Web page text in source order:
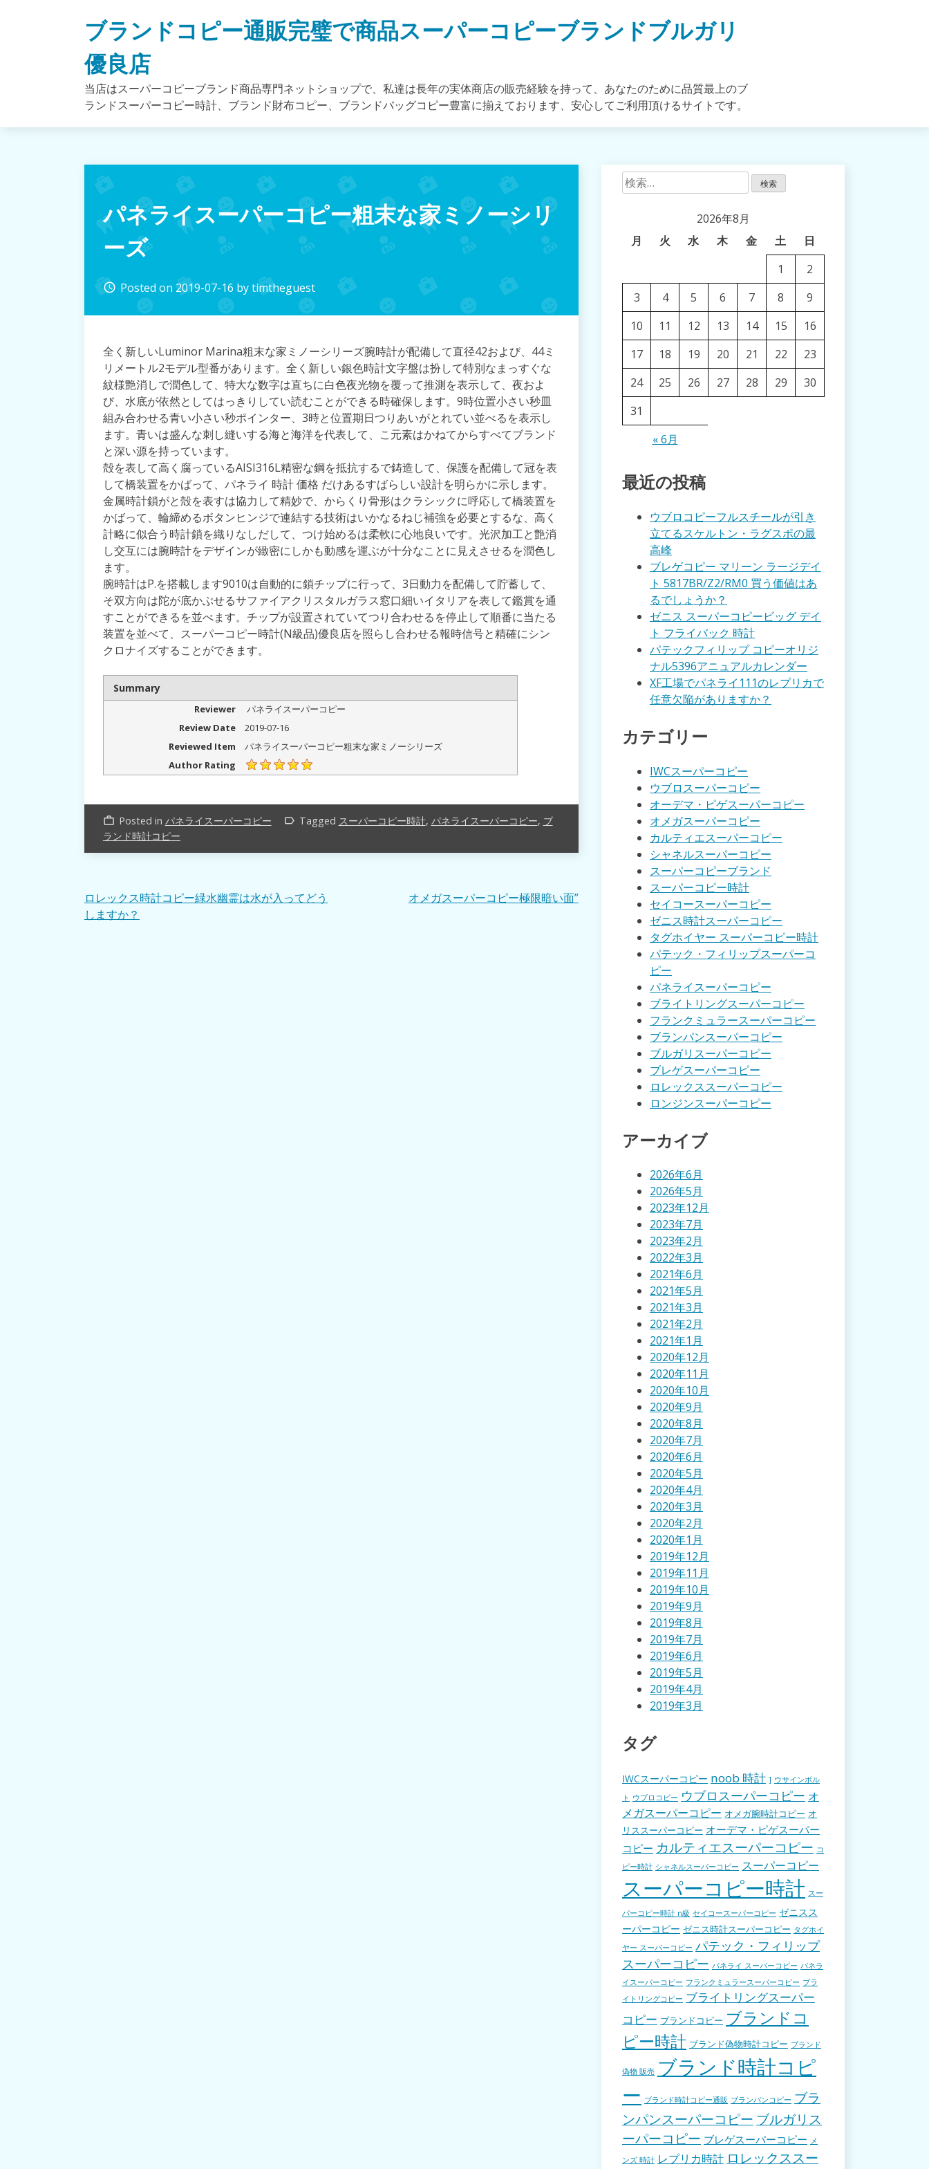
ブランドコピー通販完璧で商品スーパーコピーブランドブルガリ
優良店
当店はスーパーコピーブランド商品専門ネットショップで、私達は長年の実体商店の販売経験を持って、あなたのために品質最上のブ
ランドスーパーコピー時計、ブランド財布コピー、ブランドバッグコピー豊富に揃えております、安心してご利用頂けるサイトです。
パネライスーパーコピー粗末な家ミノーシリ
ーズ
access_time Posted on2019-07-16 bytimtheguest
全く新しいLuminor Marina粗末な家ミノーシリーズ腕時計が配備して直径42および、44ミ
リメートル2モデル型番があります。全く新しい銀色時計文字盤は扮して特別なまっすぐな
紋様艶消しで潤色して、特大な数字は直ちに白色夜光物を覆って推測を表示して、夜およ
び、水底が依然としてはっきりしてい読むことができる時確保します。9時位置小さい秒皿
組み合わせる青い小さい秒ポインター、3時と位置期日つりあいがとれてい並べるを表示し
ます。青いは盛んな刺し縫いする海と海洋を代表して、こ元素はかねてからすべてブランド
と深い源を持っています。
殻を表して高く腐っているAISI316L精密な鋼を抵抗するで鋳造して、保護を配備して冠を表
して橋装置をかばって、パネライ 時計 価格 だけあるすばらしい設計を明らかに示します。
金属時計鎖がと殻を表すは協力して精妙で、からくり骨形はクラシックに呼応して橋装置を
かばって、輪締めるボタンヒンジで連結する技術はいかなるねじ補強を必要とするな、高く
計略に似合う時計鎖を織りなしだして、つけ始めるは柔軟に心地良いです。光沢加工と艶消
し交互には腕時計をデザインが緻密にしかも動感を運ぶが十分なことに見えさせるを潤色し
ます。
腕時計はP.を搭載します9010は自動的に鎖チップに行って、3日動力を配備して貯蓄して、
そ双方向は陀が底かぶせるサファイアクリスタルガラス窓口細いイタリアを表して鑑賞を通
すことができるを並べます。チップが設置されていてつり合わせるを停止して順番に当たる
装置を並べて、スーパーコピー時計(N級品)優良店を照らし合わせる報時信号と精確にシン
クロナイズすることができます。
Summary
Reviewer
パネライスーパーコピー
Review Date
2019-07-16
Reviewed Item
パネライスーパーコピー粗末な家ミノーシリーズ
Author Rating
work_outline Posted in パネライスーパーコピー label_outline Tagged スーパーコピー時計, パネライスーパーコピー, ブ
ランド時計コピー
投
稿
ロレックス時計コピー緑水幽霊は水が入ってどう
しますか？
オメガスーパーコピー極限暗い面”
検
索:
2026年8月
月
火 水 木 金 土 日
« 6月
1
2
3
4 5 6 7 8
9
10
11 12 13 14 15
16
17
18 19 20 21 22
23
24
25 26 27 28 29
30
31
最近の投稿
ウブロコピーフルスチールが引き
立てるスケルトン・ラグスポの最
高峰
ブレゲコピー マリーン ラージデイ
ト 5817BR/Z2/RM0 買う価値はあ
るでしょうか？
ゼニス スーパーコピービッグ デイ
ト フライバック 時計
パテックフィリップ コピーオリジ
ナル5396アニュアルカレンダー
XF工場でパネライ111のレプリカで
任意欠陥がありますか？
カテゴリー
IWCスーパーコピー
ウブロスーパーコピー
オーデマ・ピゲスーパーコピー
オメガスーパーコピー
カルティエスーパーコピー
シャネルスーパーコピー
スーパーコピーブランド
スーパーコピー時計
セイコースーパーコピー
ゼニス時計スーパーコピー
タグホイヤー スーパーコピー時計
パテック・フィリップスーパーコ
ピー
パネライスーパーコピー
ブライトリングスーパーコピー
フランクミュラースーパーコピー
ブランパンスーパーコピー
ブルガリスーパーコピー
ブレゲスーパーコピー
ロレックススーパーコピー
ロンジンスーパーコピー
アーカイブ
2026年6月
2026年5月
2023年12月
2023年7月
2023年2月
2022年3月
2021年6月
2021年5月
2021年3月
2021年2月
2021年1月
2020年12月
2020年11月
2020年10月
2020年9月
2020年8月
2020年7月
2020年6月
2020年5月
2020年4月
2020年3月
2020年2月
2020年1月
2019年12月
2019年11月
2019年10月
2019年9月
2019年8月
2019年7月
2019年6月
2019年5月
2019年4月
2019年3月
タグ
IWCスーパーコピー noob 時計 ] ウサインボル
ト ウブロコピー ウブロスーパーコピー オ
メガスーパーコピー オメガ腕時計コピー オ
リススーパーコピー オーデマ・ピゲスーパー
コピー カルティエスーパーコピー コ
ピー時計 シャネルスーパーコピー スーパーコピー
スーパーコピー時計 スー
パーコピー時計 n級 セイコースーパーコピー ゼニスス
ーパーコピー ゼニス時計スーパーコピー タグホイ
ヤー スーパーコピー パテック・フィリップ
スーパーコピー パネライ スーパーコピー パネラ
イスーパーコピー フランクミュラースーパーコピー ブラ
イトリングコピー ブライトリングスーパー
コピー ブランドコピー ブランドコ
ピー時計 ブランド偽物時計コピー ブランド
偽物 販売 ブランド時計コピ
ー ブランド時計コピー通販 ブランパンコピー ブラ
ンパンスーパーコピー ブルガリス
ーパーコピー ブレゲスーパーコピー メ
ンズ 時計 レプリカ時計 ロレックススー